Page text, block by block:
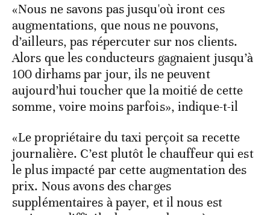
«Nous ne savons pas jusqu'où iront ces
augmentations, que nous ne pouvons,
d’ailleurs, pas répercuter sur nos clients.
Alors que les conducteurs gagnaient jusqu’à
100 dirhams par jour, ils ne peuvent
aujourd’hui toucher que la moitié de cette
somme, voire moins parfois», indique-t-il
«Le propriétaire du taxi perçoit sa recette
journalière. C’est plutôt le chauffeur qui est
le plus impacté par cette augmentation des
prix. Nous avons des charges
supplémentaires à payer, et il nous est